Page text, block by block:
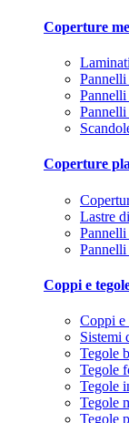
Coperture
Pannelli
Coperture
Lastre
Coppi e
Coppi e
Sistemi
Tegole
Tegole
Tegole
Tegole
Tegole